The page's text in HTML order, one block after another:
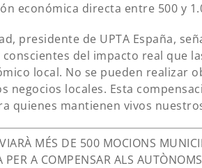
económica directa entre 500 y
presidente de UPTA España,
del impacto real que
local. No se pueden realizar
negocios locales. Esta
quienes mantienen vivos
MÉS DE 500 MOCIONS
PER A COMPENSAR ALS